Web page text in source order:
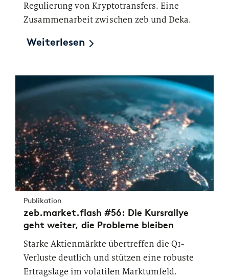
Regulierung von Kryptotransfers. Eine
Zusammenarbeit zwischen zeb und Deka.
Weiterlesen
Publikation
zeb.market.flash #56: Die Kursrallye
geht weiter, die Probleme bleiben
Starke Aktienmärkte übertreffen die Q1-
Verluste deutlich und stützen eine robuste
Ertragslage im volatilen Marktumfeld.